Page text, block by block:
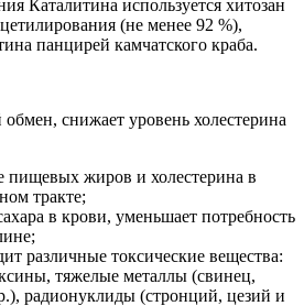
Каталитина используется хитозан
(не менее 92 %),
панцирей камчатского краба.
снижает уровень холестерина
пищевых жиров и холестерина в
тракте;
в крови, уменьшает потребность
различные токсические вещества:
тяжелые металлы (свинец,
радионуклиды (стронций, цезий и